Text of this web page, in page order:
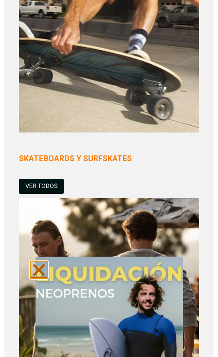
SKATEBOARDS Y SURFSKATES
VER TODOS